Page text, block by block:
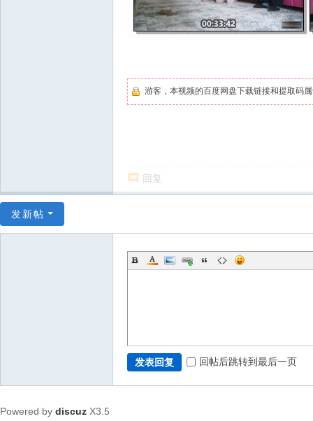
游客，本视频的百度网盘下载链接和提取码
回复
发新帖
发表回复 回帖后跳转到最后一页
Powered by discuz X3.5